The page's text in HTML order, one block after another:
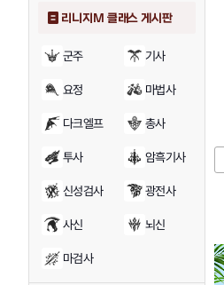
리니지M 클래스 게시판
군주 기사
요정 마법사
다크엘프 총사
투사 암흑기사
신성검사 광전사
사신 뇌신
마검사